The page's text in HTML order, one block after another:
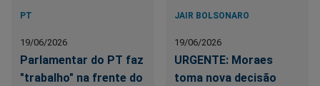
PT
19/06/2026
Parlamentar do PT faz
"trabalho" na frente do
JAIR BOLSONARO
19/06/2026
URGENTE: Moraes
toma nova decisão